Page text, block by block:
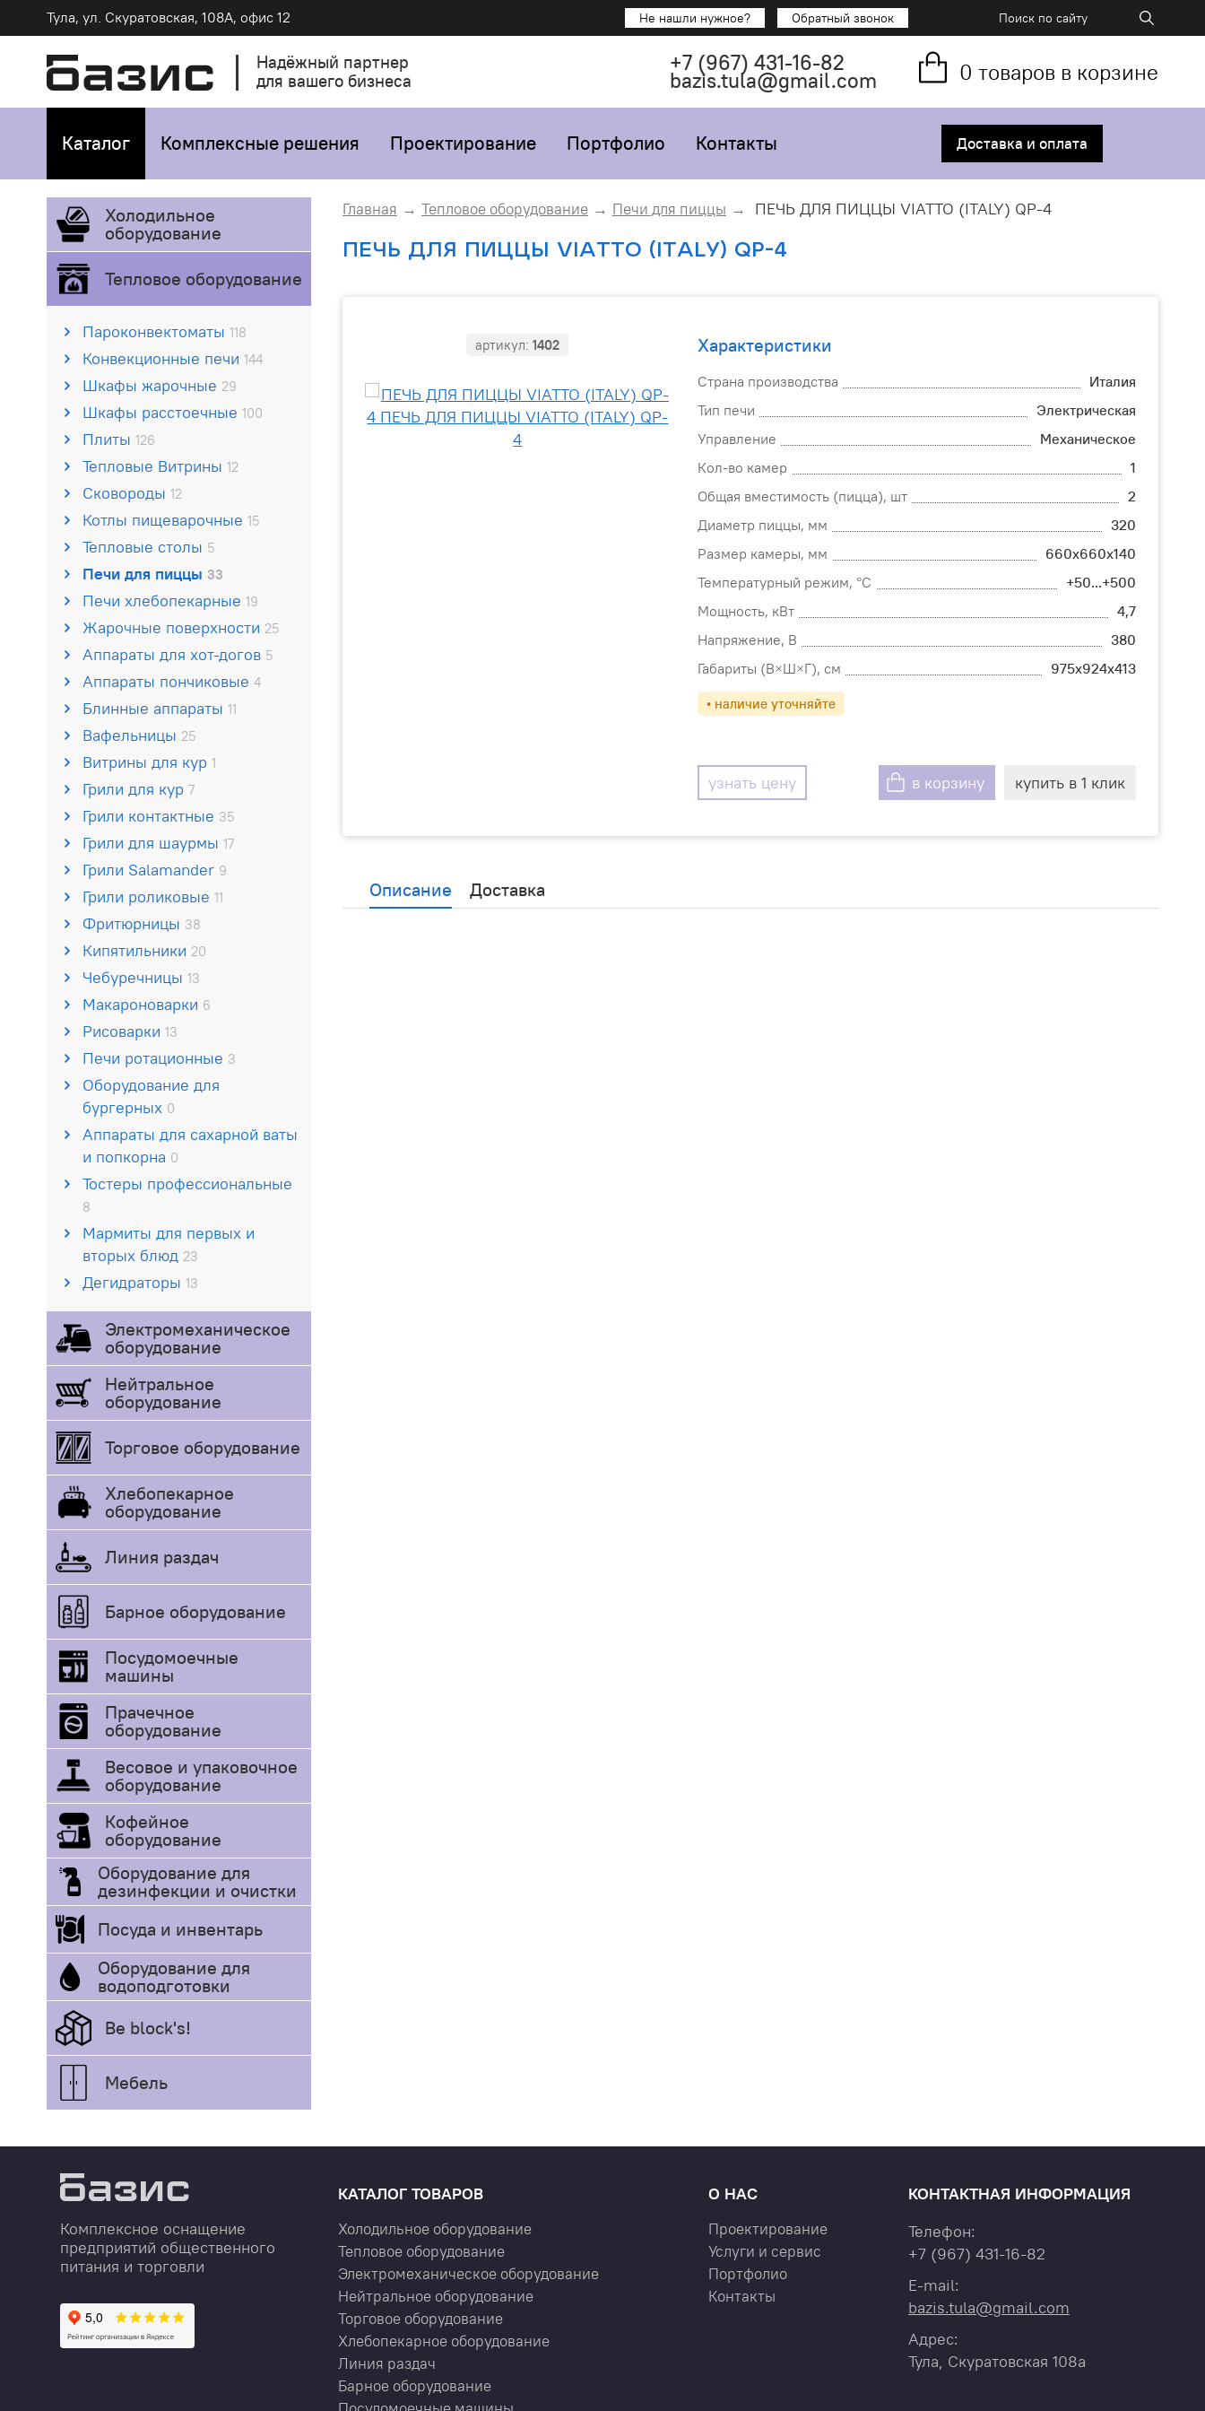
Тула, ул. Скуратовская, 108А, офис 12 Не нашли нужное? Обратный звонок
Надёжный партнер
для вашего бизнеса
+7 (967) 431-16-82
bazis.tula@gmail.com 0 товаров в корзине
Каталог Комплексные решения Проектирование Портфолио Контакты Доставка и оплата
Холодильное
оборудование
Тепловое оборудование
Пароконвектоматы 118
Конвекционные печи 144
Шкафы жарочные 29
Шкафы расстоечные 100
Плиты 126
Тепловые Витрины 12
Сковороды 12
Котлы пищеварочные 15
Тепловые столы 5
Печи для пиццы 33
Печи хлебопекарные 19
Жарочные поверхности 25
Аппараты для хот-догов 5
Аппараты пончиковые 4
Блинные аппараты 11
Вафельницы 25
Витрины для кур 1
Грили для кур 7
Грили контактные 35
Грили для шаурмы 17
Грили Salamander 9
Грили роликовые 11
Фритюрницы 38
Кипятильники 20
Чебуречницы 13
Макароноварки 6
Рисоварки 13
Печи ротационные 3
Оборудование для
бургерных 0
Аппараты для сахарной ваты
и попкорна 0
Тостеры профессиональные
8
Мармиты для первых и
вторых блюд 23
Дегидраторы 13
Электромеханическое
оборудование
Нейтральное
оборудование
Торговое оборудование
Хлебопекарное
оборудование
Линия раздач
Барное оборудование
Посудомоечные
машины
Прачечное
оборудование
Весовое и упаковочное
оборудование
Кофейное
оборудование
Оборудование для
дезинфекции и очистки
Посуда и инвентарь
Оборудование для
водоподготовки
Be block's!
Мебель
Главная Тепловое оборудование Печи для пиццы ПЕЧЬ ДЛЯ ПИЦЦЫ VIATTO (ITALY) QP-4
ПЕЧЬ ДЛЯ ПИЦЦЫ VIATTO (ITALY) QP-4
артикул:1402 Характеристики
Страна производства
Италия
Тип печи
Электрическая
Управление
Механическое
Кол-во камер
1
Общая вместимость (пицца), шт
2
Диаметр пиццы, мм
320
Размер камеры, мм
660х660х140
Температурный режим, °С
+50...+500
Мощность, кВт
4,7
Напряжение, В
380
Габариты (В×Ш×Г), см
975х924х413
• наличие уточняйте
узнать цену в корзину купить в 1 клик
Описание Доставка
Комплексное оснащение
предприятий общественного
питания и торговли
КАТАЛОГ ТОВАРОВ
Холодильное оборудование
Тепловое оборудование
Электромеханическое оборудование
Нейтральное оборудование
Торговое оборудование
Хлебопекарное оборудование
Линия раздач
Барное оборудование
О НАС
Проектирование
Услуги и сервис
Портфолио
Контакты
КОНТАКТНАЯ ИНФОРМАЦИЯ
Телефон:
+7 (967) 431-16-82
E-mail:
bazis.tula@gmail.com
Адрес:
Тула, Скуратовская 108а